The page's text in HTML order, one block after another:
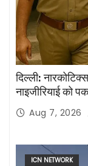
दिल्ली:
नाइजीरियाई को
Aug 7, 2026
ICN NETWORK